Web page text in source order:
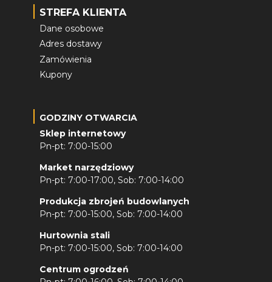
STREFA KLIENTA
Dane osobowe
Adres dostawy
Zamówienia
Kupony
GODZINY OTWARCIA
Sklep internetowy
Pn-pt: 7:00-15:00
Market narzędziowy
Pn-pt: 7:00-17:00, Sob: 7:00-14:00
Produkcja zbrojeń budowlanych
Pn-pt: 7:00-15:00, Sob: 7:00-14:00
Hurtownia stali
Pn-pt: 7:00-15:00, Sob: 7:00-14:00
Centrum ogrodzeń